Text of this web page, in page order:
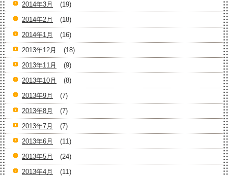
2014年3月
(19)
2014年2月
(18)
2014年1月
(16)
2013年12月
(18)
2013年11月
(9)
2013年10月
(8)
2013年9月
(7)
2013年8月
(7)
2013年7月
(7)
2013年6月
(11)
2013年5月
(24)
2013年4月
(11)